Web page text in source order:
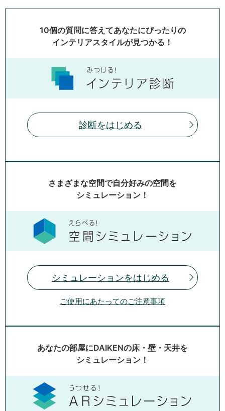
10個の質問に答えてあなたにぴったりの
インテリアスタイルが見つかる！
診断をはじめる
さまざまな空間で自分好みの空間を
シミュレーション！
シミュレーションをはじめる
ご使用にあたってのご注意事項
あなたの部屋にDAIKENの床・壁・天井を
シミュレーション！